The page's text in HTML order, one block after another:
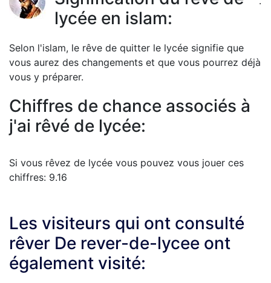
lycée en islam:
Selon l'islam, le rêve de quitter le lycée signifie que
vous aurez des changements et que vous pourrez déjà
vous y préparer.
Chiffres de chance associés à
j'ai rêvé de lycée:
Si vous rêvez de lycée vous pouvez vous jouer ces
chiffres: 9.16
Les visiteurs qui ont consulté
rêver De rever-de-lycee ont
également visité: